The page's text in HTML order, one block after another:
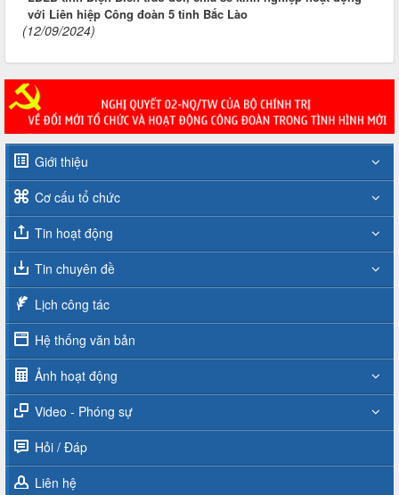
với Liên hiệp Công đoàn 5 tỉnh Bắc Lào
(12/09/2024)
Giới thiệu
Cơ cấu tổ chức
Tin hoạt động
Tin chuyên đề
Lịch công tác
Hệ thống văn bản
Ảnh hoạt động
Video - Phóng sự
Hỏi / Đáp
Liên hệ